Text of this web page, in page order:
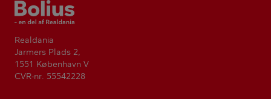
Bolius
Realdania
Jarmers Plads 2,
1551 København V
CVR-nr. 55542228